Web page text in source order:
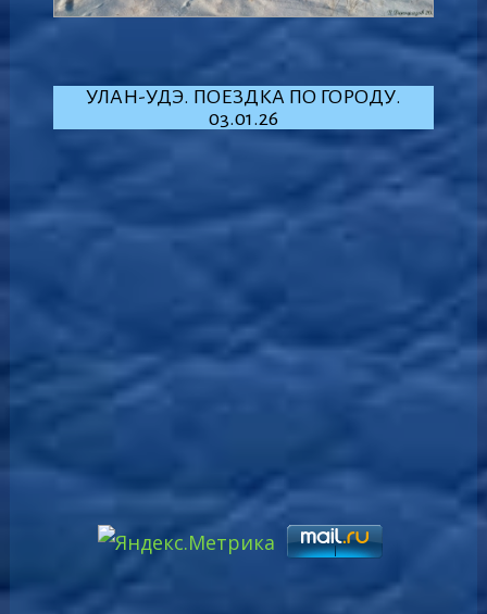
УЛАН-УДЭ. ПОЕЗДКА ПО ГОРОДУ.
03.01.26